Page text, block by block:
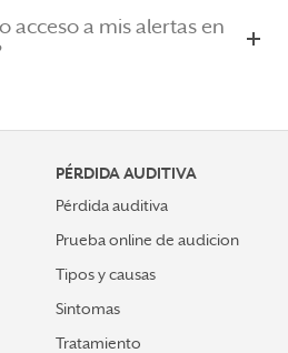
acceso a mis alertas en
PÉRDIDA AUDITIVA
Pérdida auditiva
Prueba online de audicion
Tipos y causas
Sintomas
Tratamiento